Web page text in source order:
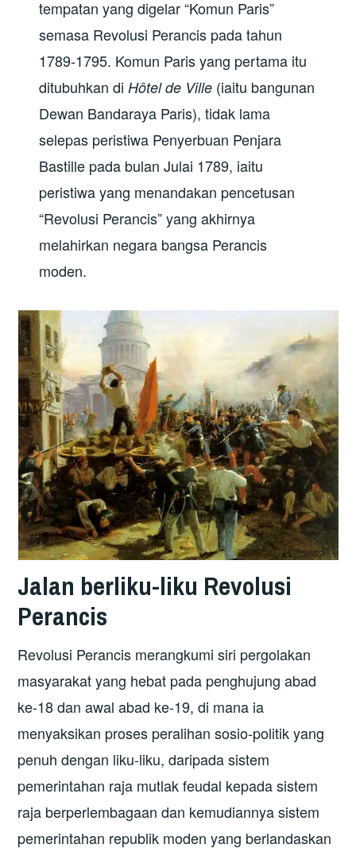
tempatan yang digelar “Komun Paris”
semasa Revolusi Perancis pada tahun
1789-1795. Komun Paris yang pertama itu
ditubuhkan diHôtel de Ville (iaitu bangunan
Dewan Bandaraya Paris), tidak lama
selepas peristiwa Penyerbuan Penjara
Bastille pada bulan Julai 1789, iaitu
peristiwa yang menandakan pencetusan
“Revolusi Perancis” yang akhirnya
melahirkan negara bangsa Perancis
moden.
Jalan berliku-liku Revolusi
Perancis
Revolusi Perancis merangkumi siri pergolakan
masyarakat yang hebat pada penghujung abad
ke-18 dan awal abad ke-19, di mana ia
menyaksikan proses peralihan sosio-politik yang
penuh dengan liku-liku, daripada sistem
pemerintahan raja mutlak feudal kepada sistem
raja berperlembagaan dan kemudiannya sistem
pemerintahan republik moden yang berlandaskan